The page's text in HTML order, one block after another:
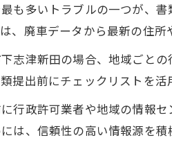
も多いトラブルの一つが、
、廃車データから最新の住
志津新田の場合、地域ごと
提出前にチェックリストを
行政許可業者や地域の情報
は、信頼性の高い情報源を